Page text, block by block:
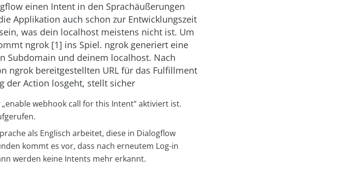
einen Intent in den Sprachäußerungen
Applikation auch schon zur Entwicklungszeit
was dein localhost meistens nicht ist. Um
ngrok [1] ins Spiel. ngrok generiert eine
Subdomain und deinem localhost. Nach
ngrok bereitgestellten URL für das Fulfillment
der Action losgeht, stellt sicher
webhook call for this Intent“ aktiviert ist.
als Englisch arbeitet, diese in Dialogflow
kommt es vor, dass nach erneutem Log-in
werden keine Intents mehr erkannt.